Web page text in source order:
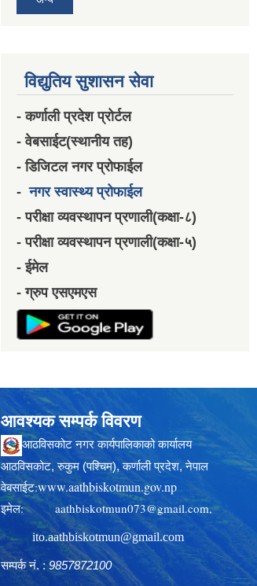
विद्युतिय सुशासन सेवा
- कर्णाली प्रदेश प्रोर्टल
- वेबसाईट(स्थानीय तह)
- डिजिटल नगर प्रोफाईल
-नगर स्वास्थ्य प्रोफाईल
- परीक्षा व्यवस्थापन प्रणाली(कक्षा-८)
- परीक्षा व्यवस्थापन प्रणाली(कक्षा-५)
- ईमेल
- ग्रुप एसएमएस
आवश्यक सम्पर्क विवरण
आठविसकोट नगर कार्यपालिकाको कार्यालय
आठविसकोट, रुकुम (पश्चिम), कर्णाली प्रदेश, नेपाल
वेबसाईट:www.aathbiskotmun.gov.np
इमेल: aathbiskotmun073@gmail.com,
ito.aathbiskotmun@gmail.com
सम्पर्क नं. :9857872100